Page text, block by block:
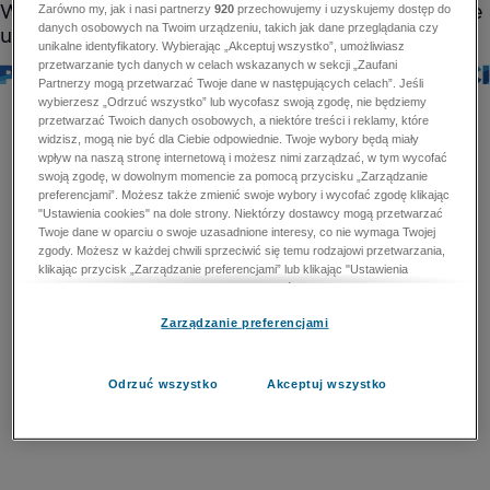
Zarówno my, jak i nasi partnerzy920 przechowujemy i uzyskujemy dostęp do
danych osobowych na Twoim urządzeniu, takich jak dane przeglądania czy
unikalne identyfikatory. Wybierając „Akceptuj wszystko”, umożliwiasz
przetwarzanie tych danych w celach wskazanych w sekcji „Zaufani
Partnerzy mogą przetwarzać Twoje dane w następujących celach”. Jeśli
wybierzesz „Odrzuć wszystko” lub wycofasz swoją zgodę, nie będziemy
przetwarzać Twoich danych osobowych, a niektóre treści i reklamy, które
widzisz, mogą nie być dla Ciebie odpowiednie. Twoje wybory będą miały
wpływ na naszą stronę internetową i możesz nimi zarządzać, w tym wycofać
swoją zgodę, w dowolnym momencie za pomocą przycisku „Zarządzanie
preferencjami”. Możesz także zmienić swoje wybory i wycofać zgodę klikając
"Ustawienia cookies" na dole strony. Niektórzy dostawcy mogą przetwarzać
Twoje dane w oparciu o swoje uzasadnione interesy, co nie wymaga Twojej
zgody. Możesz w każdej chwili sprzeciwić się temu rodzajowi przetwarzania,
klikając przycisk „Zarządzanie preferencjami” lub klikając "Ustawienia
cookies" na dole strony. Nie możesz sprzeciwić się przetwarzaniu przez
zapobiegania oszustwom i naprawiania błędów, a w tym celu mogą zostać
przetwarzaniu danych osobowych w celu dostarczania i prezentacji reklam i
Zarządzanie preferencjami
Odrzuć wszystko Akceptuj wszystko